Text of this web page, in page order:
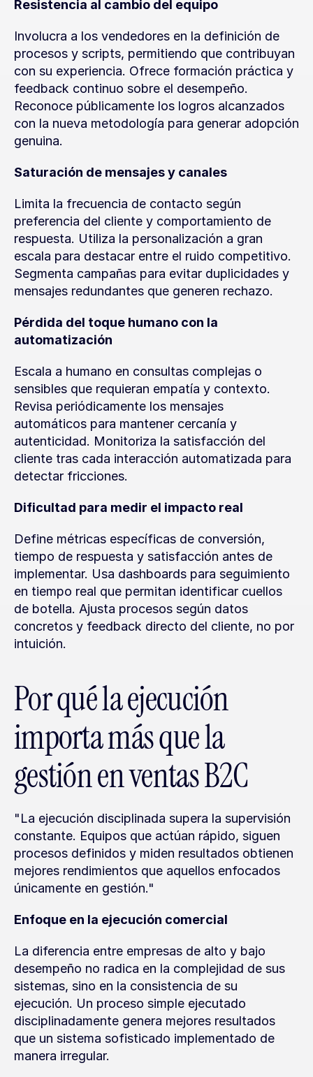
Resistencia al cambio del equipo
Involucra a los vendedores en la definición de
procesos y scripts, permitiendo que contribuyan
con su experiencia. Ofrece formación práctica y
feedback continuo sobre el desempeño.
Reconoce públicamente los logros alcanzados
con la nueva metodología para generar adopción
genuina.
Saturación de mensajes y canales
Limita la frecuencia de contacto según
preferencia del cliente y comportamiento de
respuesta. Utiliza la personalización a gran
escala para destacar entre el ruido competitivo.
Segmenta campañas para evitar duplicidades y
mensajes redundantes que generen rechazo.
Pérdida del toque humano con la
automatización
Escala a humano en consultas complejas o
sensibles que requieran empatía y contexto.
Revisa periódicamente los mensajes
automáticos para mantener cercanía y
autenticidad. Monitoriza la satisfacción del
cliente tras cada interacción automatizada para
detectar fricciones.
Dificultad para medir el impacto real
Define métricas específicas de conversión,
tiempo de respuesta y satisfacción antes de
implementar. Usa dashboards para seguimiento
en tiempo real que permitan identificar cuellos
de botella. Ajusta procesos según datos
concretos y feedback directo del cliente, no por
intuición.
Por qué la ejecución
importa más que la
gestión en ventas B2C
"La ejecución disciplinada supera la supervisión
constante. Equipos que actúan rápido, siguen
procesos definidos y miden resultados obtienen
mejores rendimientos que aquellos enfocados
únicamente en gestión."
Enfoque en la ejecución comercial
La diferencia entre empresas de alto y bajo
desempeño no radica en la complejidad de sus
sistemas, sino en la consistencia de su
ejecución. Un proceso simple ejecutado
disciplinadamente genera mejores resultados
que un sistema sofisticado implementado de
manera irregular.